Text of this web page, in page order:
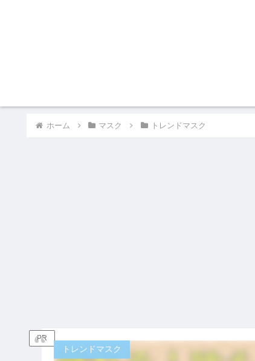
ホーム マスク トレンドマスク
PR
トレンドマスク